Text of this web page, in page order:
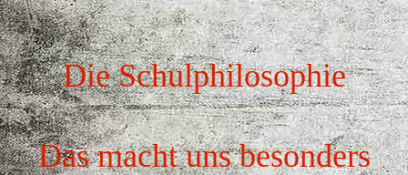
Die Schulphilosophie
Das macht uns besonders